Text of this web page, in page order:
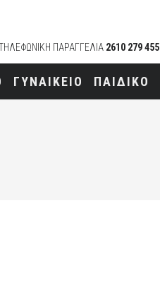
ΠΑΡΑΓΓΕΛΙΑ 2610 279 455
ΓΥΝΑΙΚΕΙΟ ΠΑΙΔΙΚΟ